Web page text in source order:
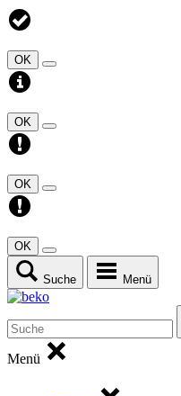
OK
OK
OK
OK
Suche Menü
Menü